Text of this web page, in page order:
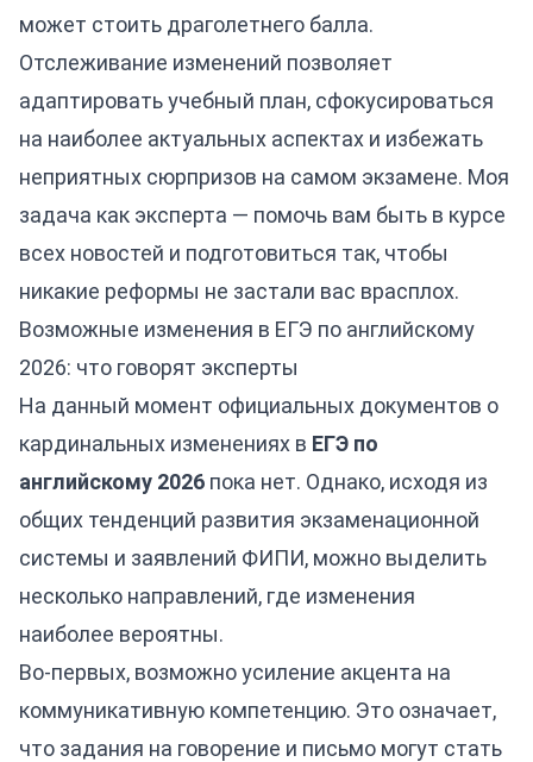
может стоить драголетнего балла.
Отслеживание изменений позволяет
адаптировать учебный план, сфокусироваться
на наиболее актуальных аспектах и избежать
неприятных сюрпризов на самом экзамене. Моя
задача как эксперта — помочь вам быть в курсе
всех новостей и подготовиться так, чтобы
никакие реформы не застали вас врасплох.
Возможные изменения в ЕГЭ по английскому
2026: что говорят эксперты
На данный момент официальных документов о
кардинальных изменениях в ЕГЭ по
английскому 2026 пока нет. Однако, исходя из
общих тенденций развития экзаменационной
системы и заявлений ФИПИ, можно выделить
несколько направлений, где изменения
наиболее вероятны.
Во-первых, возможно усиление акцента на
коммуникативную компетенцию. Это означает,
что задания на говорение и письмо могут стать